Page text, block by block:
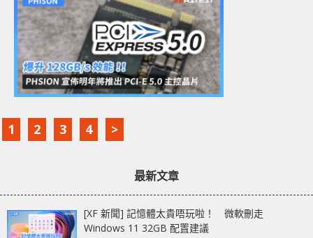
1 2 3 4 >
最新文章
[XF 新聞] 記憶體太貴唔玩啦！ 微軟刪走
Windows 11 32GB 配置建議